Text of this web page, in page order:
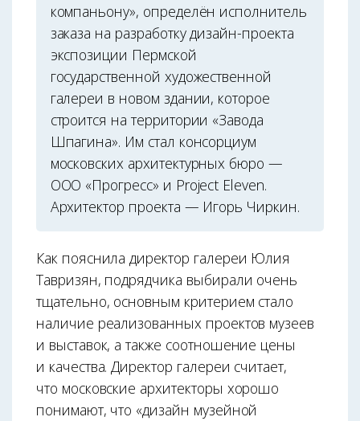
компаньону», определён исполнитель
заказа на разработку дизайн-проекта
экспозиции Пермской
государственной художественной
галереи в новом здании, которое
строится на территории «Завода
Шпагина». Им стал консорциум
московских архитектурных бюро —
ООО «Прогресс» и Project Eleven.
Архитектор проекта — Игорь Чиркин.
Как пояснила директор галереи Юлия
Тавризян, подрядчика выбирали очень
тщательно, основным критерием стало
наличие реализованных проектов музеев
и выставок, а также соотношение цены
и качества. Директор галереи считает,
что московские архитекторы хорошо
понимают, что «дизайн музейной